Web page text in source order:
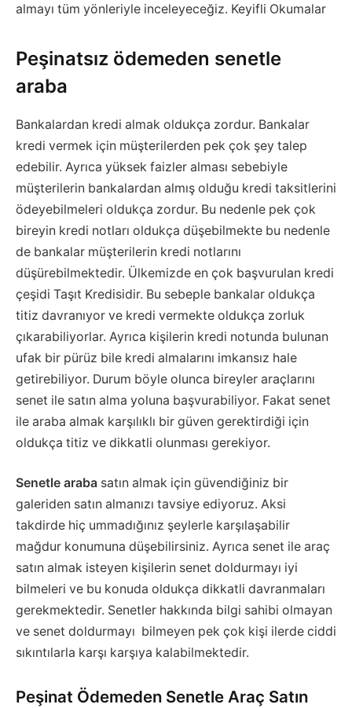
almayı tüm yönleriyle inceleyeceğiz. Keyifli Okumalar
Peşinatsız ödemeden senetle
araba
Bankalardan kredi almak oldukça zordur. Bankalar
kredi vermek için müşterilerden pek çok şey talep
edebilir. Ayrıca yüksek faizler alması sebebiyle
müşterilerin bankalardan almış olduğu kredi taksitlerini
ödeyebilmeleri oldukça zordur. Bu nedenle pek çok
bireyin kredi notları oldukça düşebilmekte bu nedenle
de bankalar müşterilerin kredi notlarını
düşürebilmektedir. Ülkemizde en çok başvurulan kredi
çeşidi Taşıt Kredisidir. Bu sebeple bankalar oldukça
titiz davranıyor ve kredi vermekte oldukça zorluk
çıkarabiliyorlar. Ayrıca kişilerin kredi notunda bulunan
ufak bir pürüz bile kredi almalarını imkansız hale
getirebiliyor. Durum böyle olunca bireyler araçlarını
senet ile satın alma yoluna başvurabiliyor. Fakat senet
ile araba almak karşılıklı bir güven gerektirdiği için
oldukça titiz ve dikkatli olunması gerekiyor.
Senetle araba satın almak için güvendiğiniz bir
galeriden satın almanızı tavsiye ediyoruz. Aksi
takdirde hiç ummadığınız şeylerle karşılaşabilir
mağdur konumuna düşebilirsiniz. Ayrıca senet ile araç
satın almak isteyen kişilerin senet doldurmayı iyi
bilmeleri ve bu konuda oldukça dikkatli davranmaları
gerekmektedir. Senetler hakkında bilgi sahibi olmayan
ve senet doldurmayı bilmeyen pek çok kişi ilerde ciddi
sıkıntılarla karşı karşıya kalabilmektedir.
Peşinat Ödemeden Senetle Araç Satın